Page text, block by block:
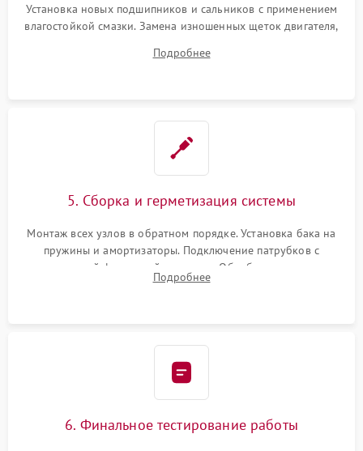
Установка новых подшипников и сальников с применением
влагостойкой смазки. Замена изношенных щеток двигателя,
или поврежденной резиновой манжеты.
Подробнее
5. Сборка и герметизация системы
Монтаж всех узлов в обратном порядке. Установка бака на
пружины и амортизаторы. Подключение патрубков с
надежной фиксацией хомутами. Обработка стыков
герметиком для предотвращения возможных протечек воды.
Подробнее
6. Финальное тестирование работы